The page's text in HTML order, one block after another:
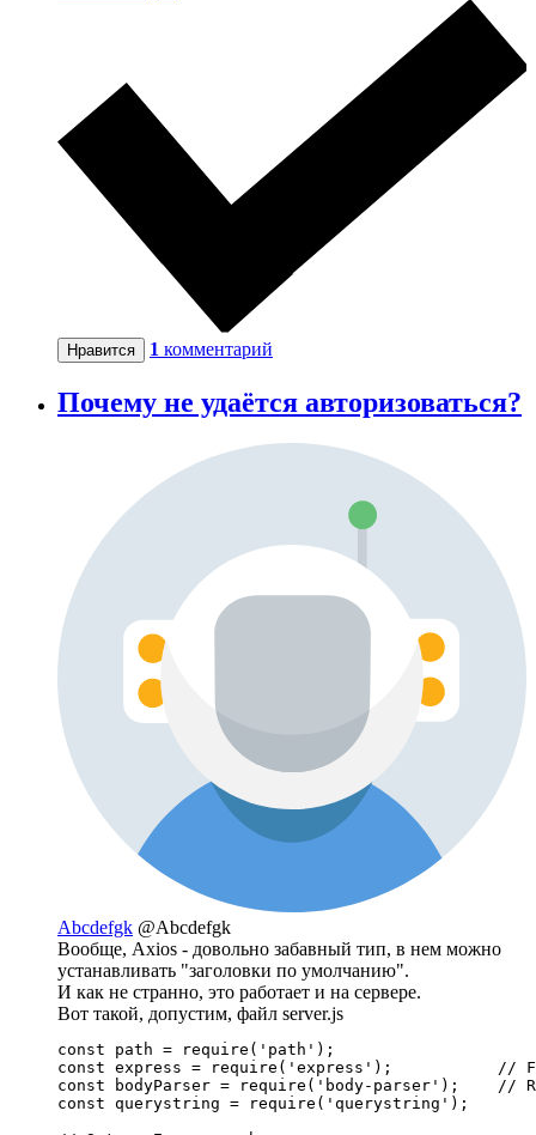
Нравится 1 комментарий
Почему не удаётся авторизоваться?
Abcdefgk @Abcdefgk
Вообще, Axios - довольно забавный тип, в нем можно
устанавливать "заголовки по умолчанию".
И как не странно, это работает и на сервере.
Вот такой, допустим, файл server.js
const path = require('path');
const express = require('express');           //
const bodyParser = require('body-parser');    //
const querystring = require('querystring');